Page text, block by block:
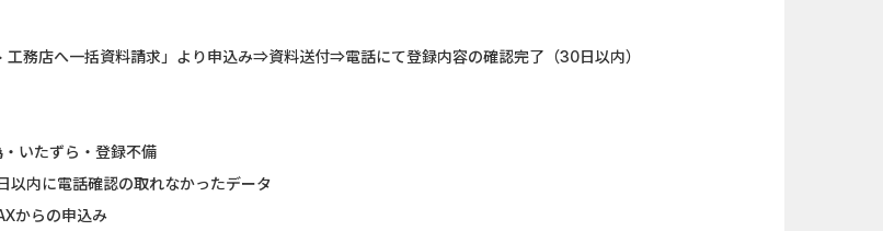
Merging...
・ワークホース...
】アンケー...
工務店へ一括資料請求」より申込み⇒資料送付⇒電話にて登録内容の確認完了（30日以内）
・いたずら・登録不備
以内に電話確認の取れなかったデータ
からの申込み